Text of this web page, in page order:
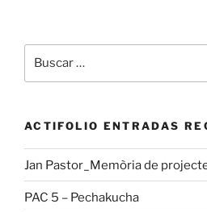
por:
ACTIFOLIO ENTRADAS
Jan Pastor_Memòria de
PAC 5 – Pechakucha